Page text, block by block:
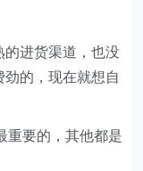
的进货渠道，也没
的，现在就想自
重要的，其他都是